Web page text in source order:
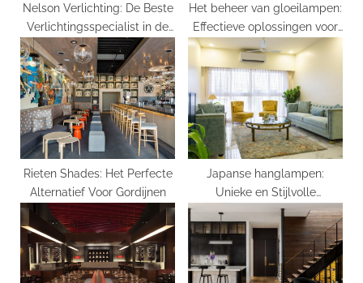
Nelson Verlichting: De Beste
Verlichtingsspecialist in de
Stad!
Het beheer van gloeilampen:
Effectieve oplossingen voor
energiebesparing
Rieten Shades: Het Perfecte
Alternatief Voor Gordijnen
Japanse hanglampen:
Unieke en Stijlvolle
Verlichtingsopties